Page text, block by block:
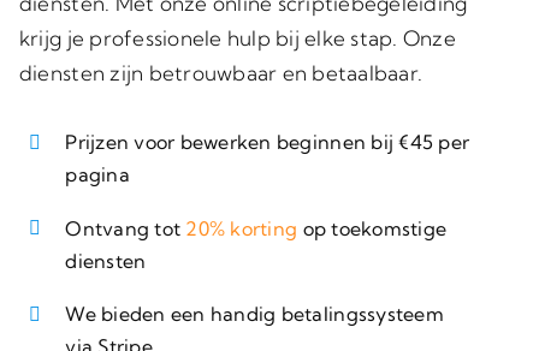
krijg je professionele hulp bij elke stap. Onze
diensten zijn betrouwbaar en betaalbaar.
Prijzen voor bewerken beginnen bij €45 per
pagina
Ontvang tot 20% korting op toekomstige
diensten
We bieden een handig betalingssysteem